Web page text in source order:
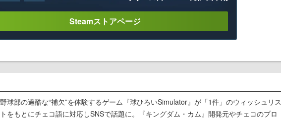
Steamストアページ
野球部の過酷な“補欠”を体験するゲーム『球ひろいSimulator』が「1件」のウィッシュリス
トをもとにチェコ語に対応しSNSで話題に。『キングダム・カム』開発元やチェコのプロ